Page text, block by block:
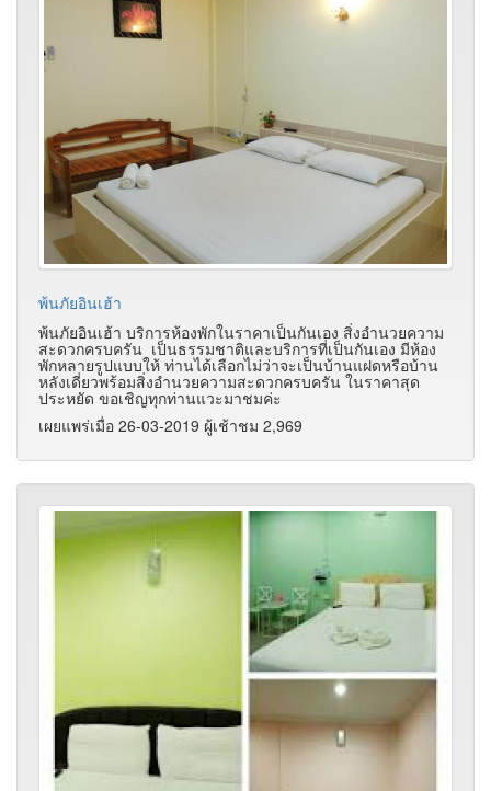
พ้นภัยอินเฮ้า
พ้นภัยอินเฮ้า บริการห้องพักในราคาเป็นกันเอง สิ่งอำนวยความ
สะดวกครบครัน เป็นธรรมชาติและบริการที่เป็นกันเอง มีห้อง
พักหลายรูปแบบให้ ท่านได้เลือกไม่ว่าจะเป็นบ้านแฝดหรือบ้าน
หลังเดี่ยวพร้อมสิ่งอำนวยความสะดวกครบครัน ในราคาสุด
ประหยัด ขอเชิญทุกท่านแวะมาชมค่ะ
เผยแพร่เมื่อ 26-03-2019 ผู้เช้าชม 2,969